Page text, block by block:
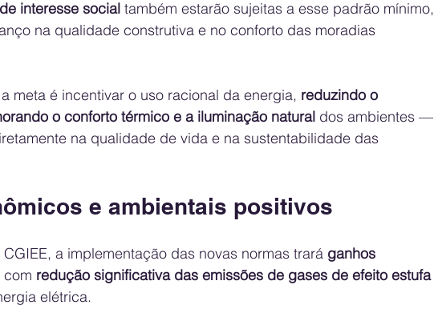
interesse social também estarão sujeitas a esse padrão mínimo,
na qualidade construtiva e no conforto das moradias
meta é incentivar o uso racional da energia, reduzindo o
o conforto térmico e a iluminação natural dos ambientes —
na qualidade de vida e na sustentabilidade das
e ambientais positivos
a implementação das novas normas trará ganhos
com redução significativa das emissões de gases de efeito estufa
elétrica.